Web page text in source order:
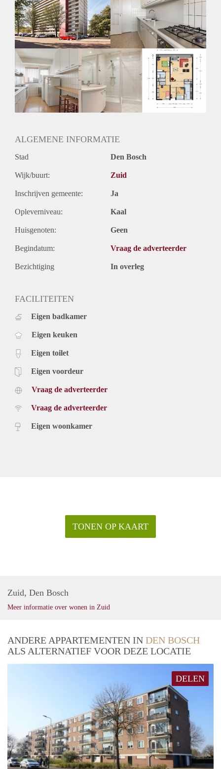
Huurtermijn
Onbepaalde termijn
Oplevering
Kaal
ALGEMENE INFORMATIE
Stad Den Bosch
Wijk/buurt: Zuid
Inschrijven gemeente: Ja
Opleverniveau: Kaal
Huisgenoten: Geen
Begindatum: Vraag de adverteerder
Bezichtiging In overleg
FACILITEITEN
Eigen badkamer
Eigen keuken
Eigen toilet
Eigen voordeur
Vraag de adverteerder
Vraag de adverteerder
Eigen woonkamer
TONEN OP KAART
Zuid, Den Bosch
Meer informatie over wonen in Zuid
ANDERE APPARTEMENTEN IN DEN BOSCH
ALS ALTERNATIEF VOOR DEZE LOCATIE
DELEN